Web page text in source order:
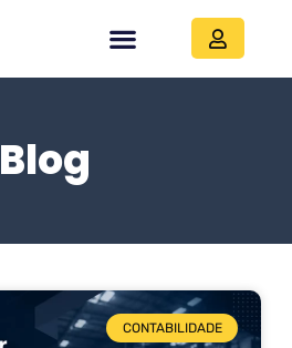
Blog
CONTABILIDADE